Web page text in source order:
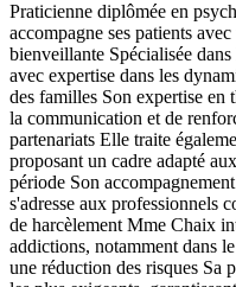
Praticienne diplômée en
accompagne ses patients
bienveillante Spécialisée
avec expertise dans les
des familles Son expertise en
la communication et de
partenariats Elle traite
proposant un cadre adapté
période Son
s'adresse aux professionnels
de harcèlement Mme Chaix
addictions, notamment dans
une réduction des risques Sa